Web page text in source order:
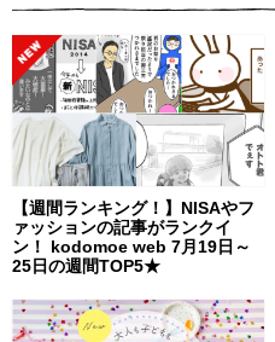
【週間ランキング！】NISAやフ
ァッションの記事がランクイ
ン！ kodomoe web 7月19日～
25日の週間TOP5★